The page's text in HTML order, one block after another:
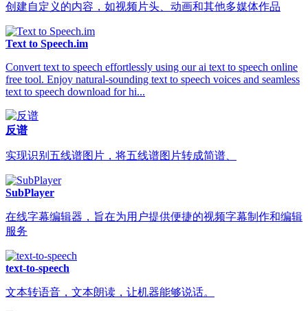
创建自定义的内容，如视频片头、动画和其他多媒体作品
Text to Speech.im
Convert text to speech effortlessly using our ai text to speech online
free tool. Enjoy natural-sounding text to speech voices and seamless
text to speech download for hi...
反谱
实现识别五线谱图片，将五线谱图片转成简谱、
SubPlayer
在线字幕编辑器，旨在为用户提供便捷的视频字幕制作和编辑
服务
text-to-speech
文本转语音，文本朗读，让机器能够说话。